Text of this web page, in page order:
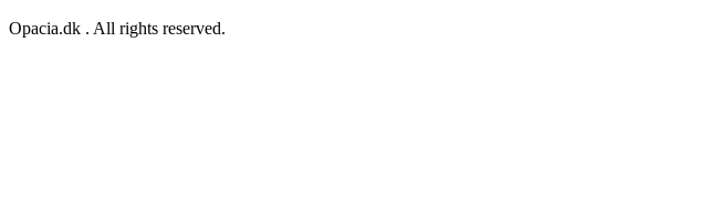
Opacia.dk . All rights reserved.